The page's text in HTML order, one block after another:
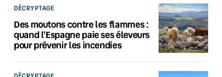
DÉCRYPTAGE
Des moutons contre les flammes :
quand l’Espagne paie ses éleveurs
pour prévenir les incendies